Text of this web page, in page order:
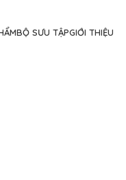
BỘ SƯU TẬPGIỚI THIỆU